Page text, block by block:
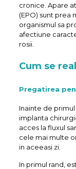
cronice. Apare
(EPO) sunt prea
organismul sa
afectiune
rosii.
Cum se
Pregatirea
Inainte de
implanta
acces la fluxul
cele mai multe
in aceeasi zi.
In primul rand,